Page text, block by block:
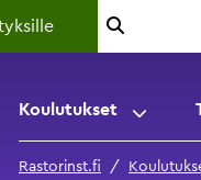
Koulutukset
Rastorinst.fi